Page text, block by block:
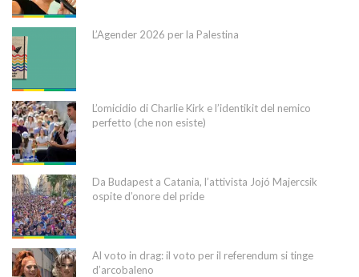
L’Agender 2026 per la Palestina
L’omicidio di Charlie Kirk e l’identikit del nemico
perfetto (che non esiste)
Da Budapest a Catania, l’attivista Jojó Majercsik
ospite d’onore del pride
Al voto in drag: il voto per il referendum si tinge
d’arcobaleno